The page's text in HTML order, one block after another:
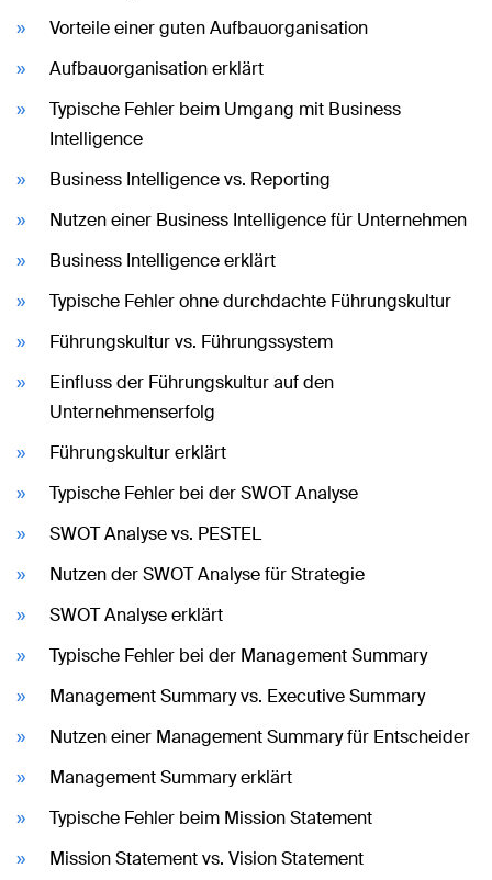
Vorteile einer guten Aufbauorganisation
Aufbauorganisation erklärt
Typische Fehler beim Umgang mit Business
Intelligence
Business Intelligence vs. Reporting
Nutzen einer Business Intelligence für Unternehmen
Business Intelligence erklärt
Typische Fehler ohne durchdachte Führungskultur
Führungskultur vs. Führungssystem
Einfluss der Führungskultur auf den
Unternehmenserfolg
Führungskultur erklärt
Typische Fehler bei der SWOT Analyse
SWOT Analyse vs. PESTEL
Nutzen der SWOT Analyse für Strategie
SWOT Analyse erklärt
Typische Fehler bei der Management Summary
Management Summary vs. Executive Summary
Nutzen einer Management Summary für Entscheider
Management Summary erklärt
Typische Fehler beim Mission Statement
Mission Statement vs. Vision Statement